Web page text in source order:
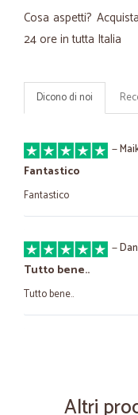
Cosa aspetti?
24 ore in tutta Italia
Dicono di noi
—
Fantastico
Fantastico
—
Tutto bene..
Tutto bene..
competitivi,consegna
Altri